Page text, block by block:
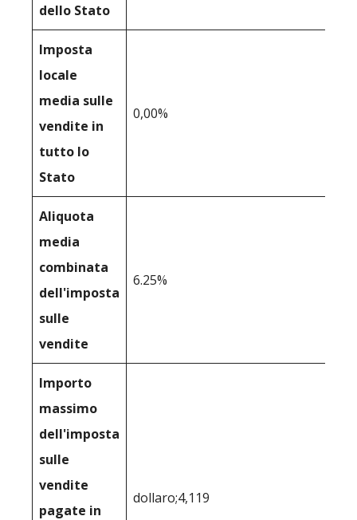
dello Stato
Imposta
locale
media sulle
vendite in
tutto lo
Stato
0,00%
Aliquota
media
combinata
dell'imposta
sulle
vendite
6.25%
Importo
massimo
dell'imposta
sulle
vendite
pagate in
dollaro;4,119